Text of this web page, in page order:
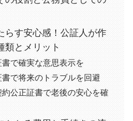
らす安心感！公証人が作
類とメリット
で確実な意思表示を
で将来のトラブルを回避
公正証書で老後の安心を確